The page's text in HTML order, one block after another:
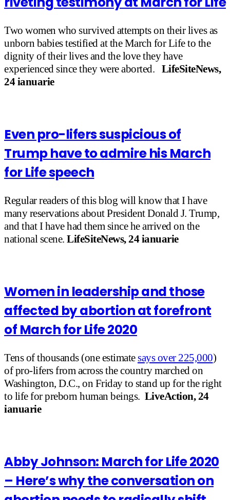
Two women who survived attempts on their lives as
unborn babies testified at the March for Life to the
dignity of their lives and the love they have
experienced since they were aborted. LifeSiteNews,
24 ianuarie
Even pro-lifers suspicious of
Trump have to admire his March
for Life speech
Regular readers of this blog will know that I have
many reservations about President Donald J. Trump,
and that I have had them since he arrived on the
national scene. LifeSiteNews, 24 ianuarie
Women in leadership and those
affected by abortion at forefront
of March for Life 2020
Tens of thousands (one estimatesays over 225,000)
of pro-lifers from across the country marched on
Washington, D.C., on Friday to stand up for the right
to life for preborn human beings. LiveAction, 24
ianuarie
Abby Johnson: March for Life 2020
– Here’s why the conversation on